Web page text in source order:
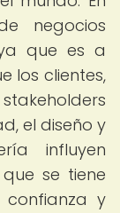
negocios
que es a
los clientes,
el diseño y
influyen
se tiene
y